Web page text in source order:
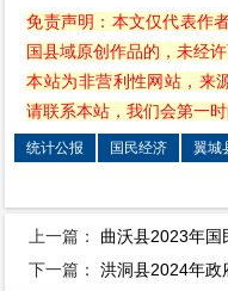
免责声明：本文仅代表作
国县域原创作品的，未经
本站为非营利性网站，来
请联系本站，我们会第一时
统计公报 国民经济 翼城
上一篇： 曲沃县2023年国
下一篇：洪洞县2024年政